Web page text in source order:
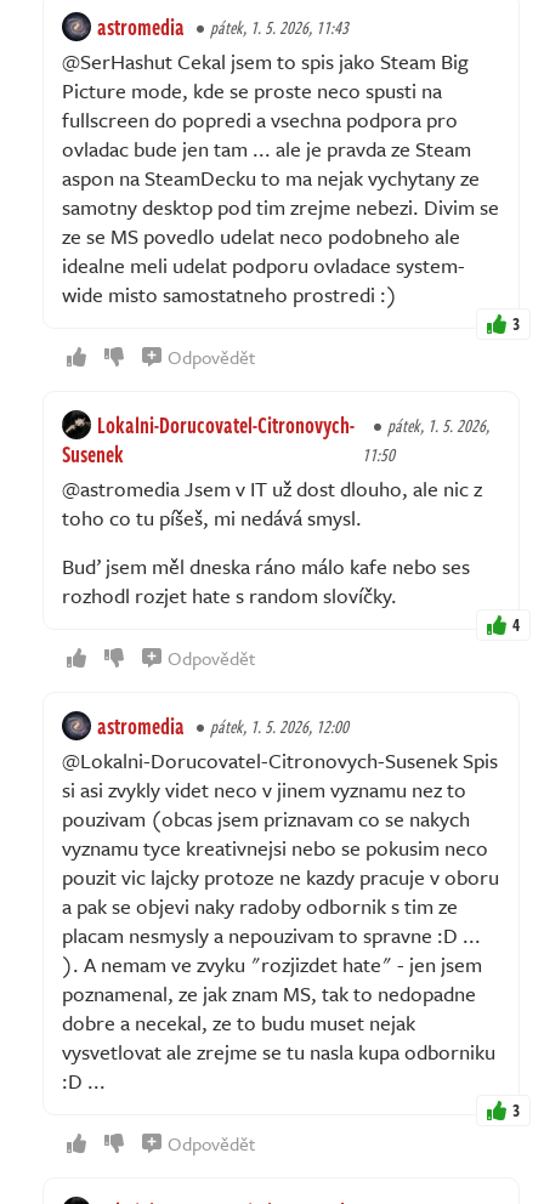
astromedia pátek, 1. 5. 2026, 11:43
@SerHashut Cekal jsem to spis jako Steam Big
Picture mode, kde se proste neco spusti na
fullscreen do popredi a vsechna podpora pro
ovladac bude jen tam ... ale je pravda ze Steam
aspon na SteamDecku to ma nejak vychytany ze
samotny desktop pod tim zrejme nebezi. Divim se
ze se MS povedlo udelat neco podobneho ale
idealne meli udelat podporu ovladace system-
wide misto samostatneho prostredi :)
3
Odpovědět
Lokalni-Dorucovatel-Citronovych-
Susenek
pátek, 1. 5. 2026,
11:50
@astromedia Jsem v IT už dost dlouho, ale nic z
toho co tu píšeš, mi nedává smysl.
Buď jsem měl dneska ráno málo kafe nebo ses
rozhodl rozjet hate s random slovíčky.
4
Odpovědět
astromedia pátek, 1. 5. 2026, 12:00
@Lokalni-Dorucovatel-Citronovych-Susenek Spis
si asi zvykly videt neco v jinem vyznamu nez to
pouzivam (obcas jsem priznavam co se nakych
vyznamu tyce kreativnejsi nebo se pokusim neco
pouzit vic lajcky protoze ne kazdy pracuje v oboru
a pak se objevi naky radoby odbornik s tim ze
placam nesmysly a nepouzivam to spravne :D ...
). A nemam ve zvyku "rozjizdet hate" - jen jsem
poznamenal, ze jak znam MS, tak to nedopadne
dobre a necekal, ze to budu muset nejak
vysvetlovat ale zrejme se tu nasla kupa odborniku
:D ...
3
Odpovědět